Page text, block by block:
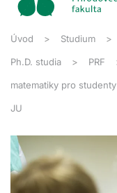
Úvod Studium
Ph.D. studia PRF
matematiky pro
JU